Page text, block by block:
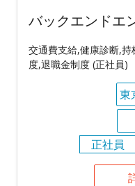
バックエンドエ
交通費支給,健康診断,
度,退職金制度 (正社員)
東
正社員